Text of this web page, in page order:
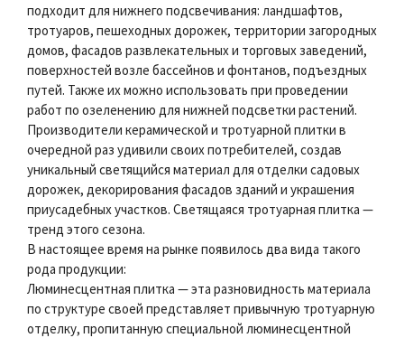
подходит для нижнего подсвечивания: ландшафтов,
тротуаров, пешеходных дорожек, территории загородных
домов, фасадов развлекательных и торговых заведений,
поверхностей возле бассейнов и фонтанов, подъездных
путей. Также их можно использовать при проведении
работ по озеленению для нижней подсветки растений.
Производители керамической и тротуарной плитки в
очередной раз удивили своих потребителей, создав
уникальный светящийся материал для отделки садовых
дорожек, декорирования фасадов зданий и украшения
приусадебных участков. Светящаяся тротуарная плитка —
тренд этого сезона.
В настоящее время на рынке появилось два вида такого
рода продукции:
Люминесцентная плитка — эта разновидность материала
по структуре своей представляет привычную тротуарную
отделку, пропитанную специальной люминесцентной